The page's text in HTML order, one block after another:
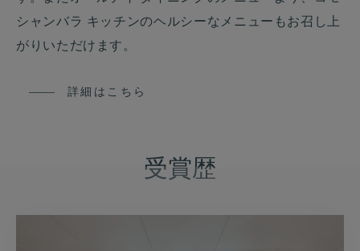
シャンバラ キッチンのヘルシーなメニューもお召し上
がりいただけます。
詳細はこちら
受賞歴